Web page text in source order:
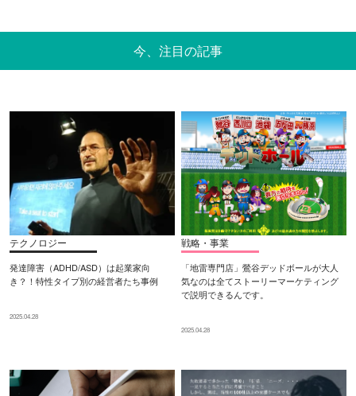
今、注目の記事
テクノロジー
発達障害（ADHD/ASD）は起業家向
き？！特性タイプ別の経営者たち事例
2025.04.28
戦略・事業
「地雷専門店」鶯谷デッドボールが大人
気なのは全てストーリーマーケティング
で説明できるんです。
2025.04.28